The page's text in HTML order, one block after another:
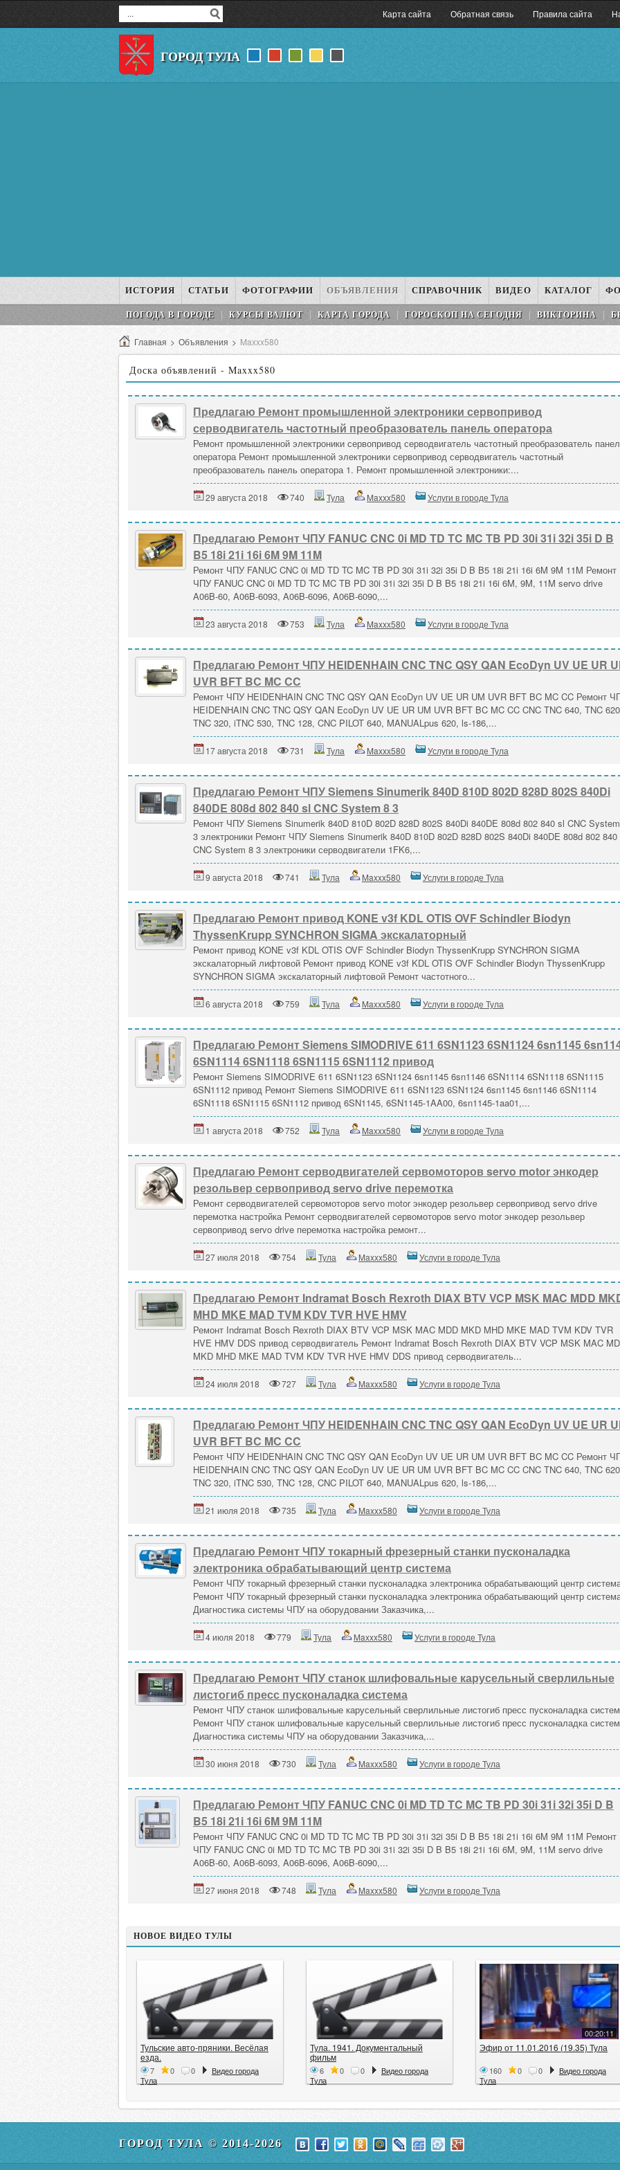
Карта сайта Обратная связь Правила сайта
ГОРОД ТУЛА
ИСТОРИЯ СТАТЬИ ФОТОГРАФИИ ОБЪЯВЛЕНИЯ СПРАВОЧНИК ВИДЕО КАТАЛОГ
ПОГОДА В ГОРОДЕ КУРСЫ ВАЛЮТ КАРТА ГОРОДА ГОРОСКОП НA СEГОДНЯ ВИКТОРИНА
Главная > Объявления > Maxxx580
Доска объявлений - Maxxx580
Предлагаю Ремонт промышленной электроники сервопривод
серводвигатель частотный преобразователь панель оператора
Ремонт промышленной электроники сервопривод серводвигатель частотный преобразователь
оператора Ремонт промышленной электроники сервопривод серводвигатель частотный
преобразователь панель оператора 1. Ремонт промышленной электроники:...
29 августа 2018 740 Тула Maxxx580 Услуги в городе Тула
Предлагаю Ремонт ЧПУ FANUC CNC 0i MD TD TC MC TB PD 30i 31i 32i 35i D B
B5 18i 21i 16i 6M 9M 11M
Ремонт ЧПУ FANUC CNC 0i MD TD TC MC TB PD 30i 31i 32i 35i D B B5 18i 21i 16i 6M 9M 11M Ремонт
ЧПУ FANUC CNC 0i MD TD TC MC TB PD 30i 31i 32i 35i D B B5 18i 21i 16i 6M, 9M, 11M servo drive
A06B-60, A06B-6093, A06B-6096, A06B-6090,...
23 августа 2018 753 Тула Maxxx580 Услуги в городе Тула
Предлагаю Ремонт ЧПУ HEIDENHAIN CNC TNC QSY QAN EcoDyn UV UE UR
UVR BFT BC MC CC
Ремонт ЧПУ HEIDENHAIN CNC TNC QSY QAN EcoDyn UV UE UR UM UVR BFT BC MC CC Ремонт
HEIDENHAIN CNC TNC QSY QAN EcoDyn UV UE UR UM UVR BFT BC MC CC CNC TNC 640, TNC
TNC 320, iTNC 530, TNC 128, CNC PILOT 640, MANUALpus 620, ls-186,...
17 августа 2018 731 Тула Maxxx580 Услуги в городе Тула
Предлагаю Ремонт ЧПУ Siemens Sinumerik 840D 810D 802D 828D 802S 840Di
840DE 808d 802 840 sl CNC System 8 3
Ремонт ЧПУ Siemens Sinumerik 840D 810D 802D 828D 802S 840Di 840DE 808d 802 840 sl CNC
3 электроники Ремонт ЧПУ Siemens Sinumerik 840D 810D 802D 828D 802S 840Di 840DE 808d 802
CNC System 8 3 электроники серводвигатели 1FK6,...
9 августа 2018 741 Тула Maxxx580 Услуги в городе Тула
Предлагаю Ремонт привод KONE v3f KDL OTIS OVF Schindler Biodyn
ThyssenKrupp SYNCHRON SIGMA экскалаторный
Ремонт привод KONE v3f KDL OTIS OVF Schindler Biodyn ThyssenKrupp SYNCHRON SIGMA
экскалаторный лифтовой Ремонт привод KONE v3f KDL OTIS OVF Schindler Biodyn ThyssenKrupp
SYNCHRON SIGMA экскалаторный лифтовой Ремонт частотного...
6 августа 2018 759 Тула Maxxx580 Услуги в городе Тула
Предлагаю Ремонт Siemens SIMODRIVE 611 6SN1123 6SN1124 6sn1145
6SN1114 6SN1118 6SN1115 6SN1112 привод
Ремонт Siemens SIMODRIVE 611 6SN1123 6SN1124 6sn1145 6sn1146 6SN1114 6SN1118 6SN1115
6SN1112 привод Ремонт Siemens SIMODRIVE 611 6SN1123 6SN1124 6sn1145 6sn1146 6SN1114
6SN1118 6SN1115 6SN1112 привод 6SN1145, 6SN1145-1AA00, 6sn1145-1aa01,...
1 августа 2018 752 Тула Maxxx580 Услуги в городе Тула
Предлагаю Ремонт серводвигателей сервомоторов servo motor энкодер
резольвер сервопривод servo drive перемотка
Ремонт серводвигателей сервомоторов servo motor энкодер резольвер сервопривод servo drive
перемотка настройка Ремонт серводвигателей сервомоторов servo motor энкодер резольвер
сервопривод servo drive перемотка настройка ремонт...
27 июля 2018 754 Тула Maxxx580 Услуги в городе Тула
Предлагаю Ремонт Indramat Bosch Rexroth DIAX BTV VCP MSK MAC MDD
MHD MKE MAD TVM KDV TVR HVE HMV
Ремонт Indramat Bosch Rexroth DIAX BTV VCP MSK MAC MDD MKD MHD MKE MAD TVM KDV TVR
HVE HMV DDS привод серводвигатель Ремонт Indramat Bosch Rexroth DIAX BTV VCP MSK MAC
MKD MHD MKE MAD TVM KDV TVR HVE HMV DDS привод серводвигатель...
24 июля 2018 727 Тула Maxxx580 Услуги в городе Тула
Предлагаю Ремонт ЧПУ HEIDENHAIN CNC TNC QSY QAN EcoDyn UV UE UR
UVR BFT BC MC CC
Ремонт ЧПУ HEIDENHAIN CNC TNC QSY QAN EcoDyn UV UE UR UM UVR BFT BC MC CC Ремонт
HEIDENHAIN CNC TNC QSY QAN EcoDyn UV UE UR UM UVR BFT BC MC CC CNC TNC 640, TNC
TNC 320, iTNC 530, TNC 128, CNC PILOT 640, MANUALpus 620, ls-186,...
21 июля 2018 735 Тула Maxxx580 Услуги в городе Тула
Предлагаю Ремонт ЧПУ токарный фрезерный станки пусконаладка
электроника обрабатывающий центр система
Ремонт ЧПУ токарный фрезерный станки пусконаладка электроника обрабатывающий центр
Ремонт ЧПУ токарный фрезерный станки пусконаладка электроника обрабатывающий центр
Диагностика системы ЧПУ на оборудовании Заказчика,...
4 июля 2018 779 Тула Maxxx580 Услуги в городе Тула
Предлагаю Ремонт ЧПУ станок шлифовальные карусельный сверлильные
листогиб пресс пусконаладка система
Ремонт ЧПУ станок шлифовальные карусельный сверлильные листогиб пресс пусконаладка
Ремонт ЧПУ станок шлифовальные карусельный сверлильные листогиб пресс пусконаладка
Диагностика системы ЧПУ на оборудовании Заказчика,...
30 июня 2018 730 Тула Maxxx580 Услуги в городе Тула
Предлагаю Ремонт ЧПУ FANUC CNC 0i MD TD TC MC TB PD 30i 31i 32i 35i D B
B5 18i 21i 16i 6M 9M 11M
Ремонт ЧПУ FANUC CNC 0i MD TD TC MC TB PD 30i 31i 32i 35i D B B5 18i 21i 16i 6M 9M 11M Ремонт
ЧПУ FANUC CNC 0i MD TD TC MC TB PD 30i 31i 32i 35i D B B5 18i 21i 16i 6M, 9M, 11M servo drive
A06B-60, A06B-6093, A06B-6096, A06B-6090,...
27 июня 2018 748 Тула Maxxx580 Услуги в городе Тула
НОВОЕ ВИДЕО ТУЛЫ
Тульские авто-пряники. Весёлая
езда.
7 0 0
Видео города
Тула
Тула. 1941. Документальный
фильм
6 0 0
Видео города
Тула
00:20:11
Эфир от 11.01.2016 (19.35) Тула
160 0 0
Видео города
Тула
ГОРОД ТУЛА © 2014-2026